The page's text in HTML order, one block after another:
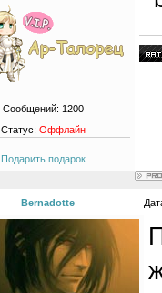
Сообщений: 1200
Статус:Оффлайн
Подарить подарок
Bernadotte